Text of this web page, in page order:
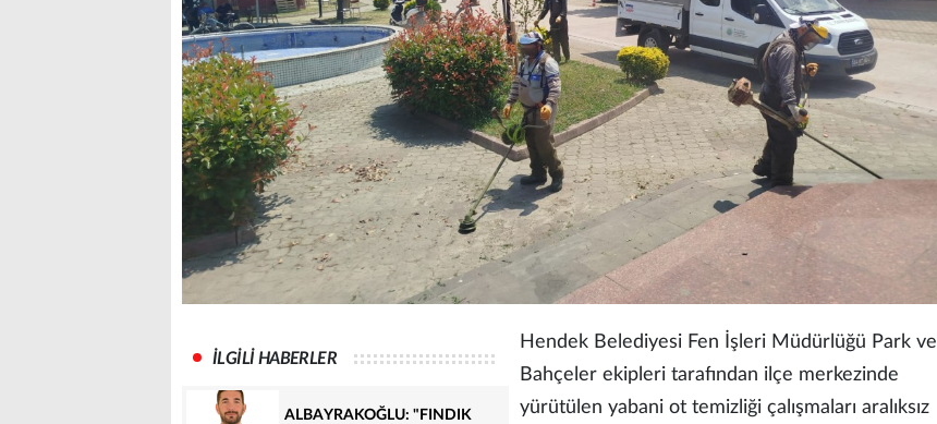
İLGİLİ HABERLER
ALBAYRAKOĞLU: "FINDIK
Hendek Belediyesi Fen İşleri Müdürlüğü Park ve
Bahçeler ekipleri tarafından ilçe merkezinde
yürütülen yabani ot temizliği çalışmaları aralıksız